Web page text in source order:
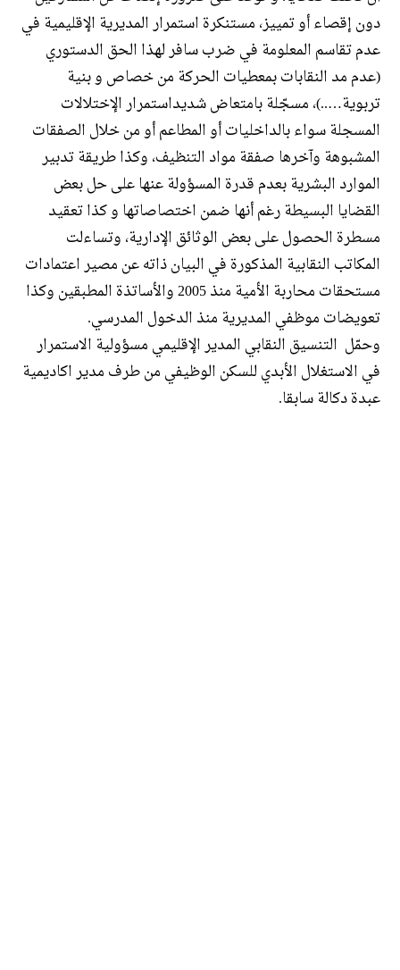
دون إقصاء أو تمييز، مستنكرة استمرار المديرية الإقليمية في
عدم تقاسم المعلومة في ضرب سافر لهذا الحق الدستوري
(عدم مد النقابات بمعطيات الحركة من خصاص و بنية
تربوية…..)، مسجّلة بامتعاض شديداستمرار الإختلالات
المسجلة سواء بالداخليات أو المطاعم أو من خلال الصفقات
المشبوهة وآخرها صفقة مواد التنظيف، وكذاطريقة تدبير
الموارد البشرية بعدم قدرة المسؤولة عنها على حل بعض
القضايا البسيطة رغم أنها ضمن اختصاصاتها و كذا تعقيد
مسطرة الحصول على بعض الوثائق الإدارية، وتساءلت
المكاتب النقابية المذكورة في البيان ذاته عن مصير اعتمادات
مستحقات محاربة الأمية منذ 2005 والأساتذة المطبقين وكذا
تعويضات موظفي المديرية منذ الدخول المدرسي.
وحمّل التنسيق النقابي المدير الإقليمي مسؤولية الاستمرار
في الاستغلال الأبدي للسكن الوظيفي من طرف مدير اكاديمية
عبدة دكالة سابقا.